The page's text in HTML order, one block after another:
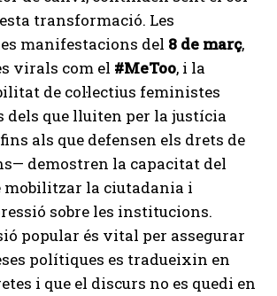
transformació. Les
manifestacions del 8 de març,
virals com el #MeToo, i la
de col·lectius feministes
dels que lluiten per la justícia
als que defensen els drets de
demostren la capacitat del
mobilitzar la ciutadania i
sobre les institucions.
popular és vital per assegurar
polítiques es tradueixin en
i que el discurs no es quedi en